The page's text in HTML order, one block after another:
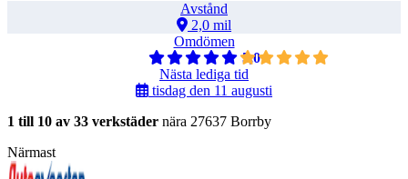
Avstånd
2,0 mil
Omdömen
5,0
Nästa lediga tid
tisdag den 11 augusti
1 till 10 av 33 verkstäder nära 27637 Borrby
Närmast